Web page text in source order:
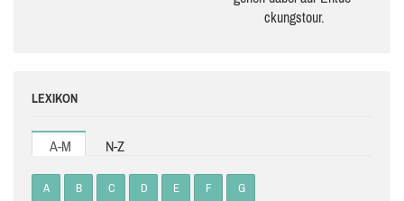
ckungs­tour.
LEXIKON
A-M N-Z
A B C D E F G